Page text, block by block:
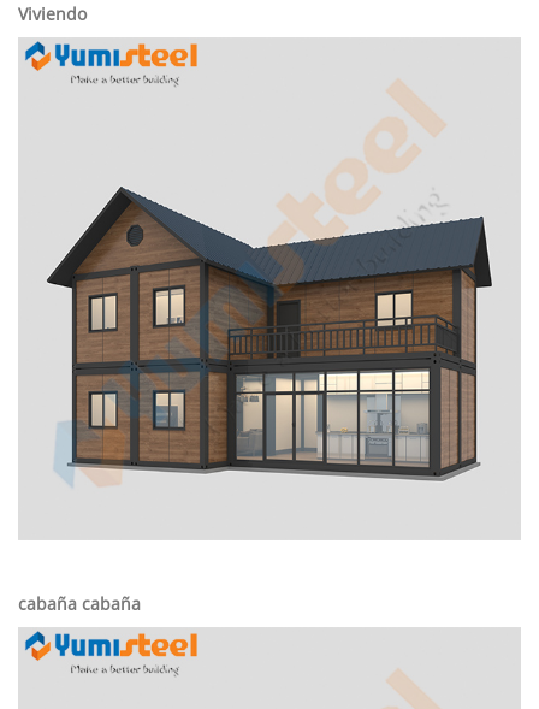
Viviendo
cabaña cabaña